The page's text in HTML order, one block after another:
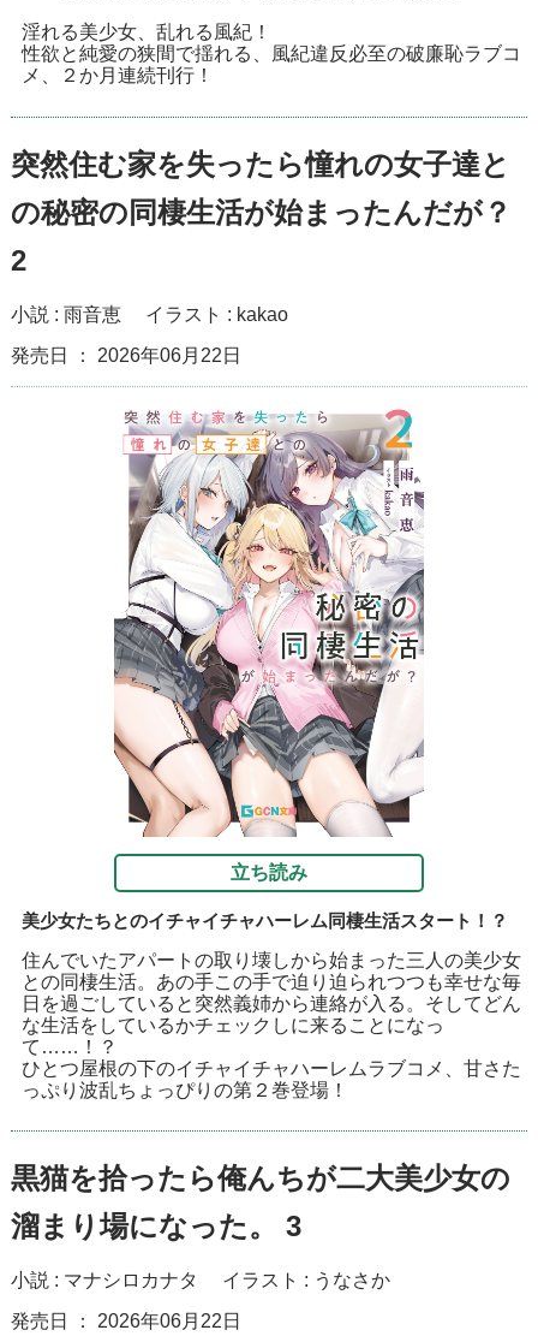
淫れる美少女、乱れる風紀！
性欲と純愛の狭間で揺れる、風紀違反必至の破廉恥ラブコ
メ、２か月連続刊行！
突然住む家を失ったら憧れの女子達と
の秘密の同棲生活が始まったんだが？
2
小説 : 雨音恵 イラスト : kakao
発売日 ： 2026年06月22日
立ち読み
美少女たちとのイチャイチャハーレム同棲生活スタート！？
住んでいたアパートの取り壊しから始まった三人の美少女
との同棲生活。あの手この手で迫り迫られつつも幸せな毎
日を過ごしていると突然義姉から連絡が入る。そしてどん
な生活をしているかチェックしに来ることになっ
て……！？
ひとつ屋根の下のイチャイチャハーレムラブコメ、甘さた
っぷり波乱ちょっぴりの第２巻登場！
黒猫を拾ったら俺んちが二大美少女の
溜まり場になった。 3
小説 : マナシロカナタ イラスト : うなさか
発売日 ： 2026年06月22日